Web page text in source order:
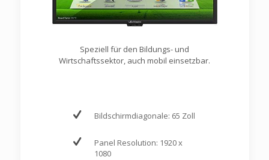
Speziell für den Bildungs- und
Wirtschaftssektor, auch mobil einsetzbar.
Bildschirmdiagonale: 65 Zoll
Panel Resolution: 1920 x
1080